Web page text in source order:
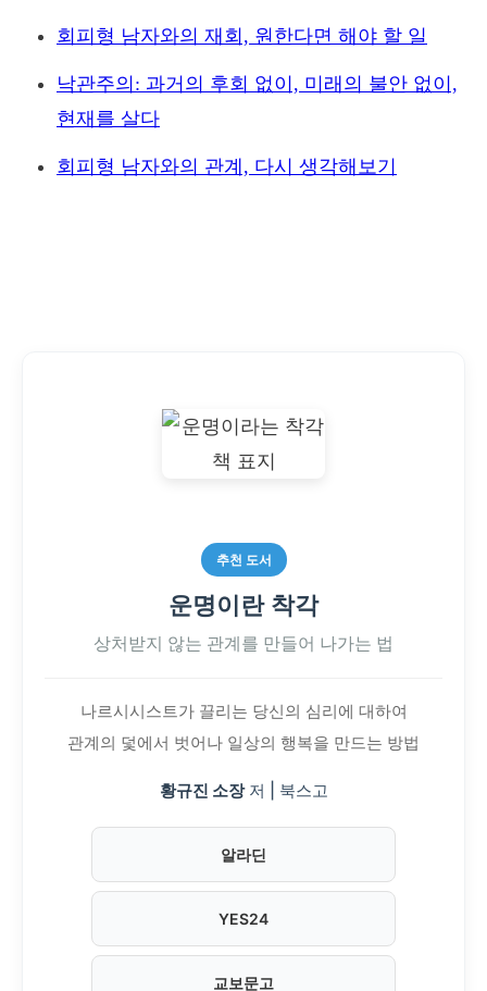
회피형 남자와의 재회, 원한다면 해야 할 일
낙관주의: 과거의 후회 없이, 미래의 불안 없이,
현재를 살다
회피형 남자와의 관계, 다시 생각해보기
추천 도서
운명이란 착각
상처받지 않는 관계를 만들어 나가는 법
나르시시스트가 끌리는 당신의 심리에 대하여
관계의 덫에서 벗어나 일상의 행복을 만드는 방법
황규진 소장저 | 북스고
알라딘
YES24
교보문고